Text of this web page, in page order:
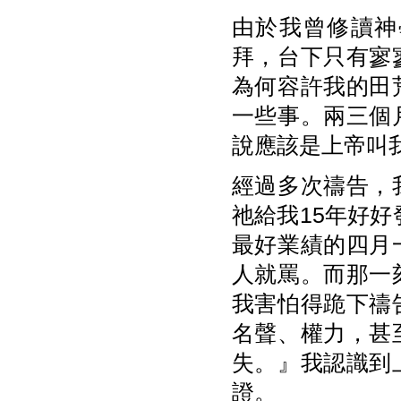
由於我曾修讀
拜，台下只有寥
為何容許我的田
一些事。兩三個
說應該是上帝叫
經過多次禱告，
祂給我15年好好
最好業績的四月
人就罵。而那
我害怕得跪下禱
名聲、權力，甚
失。』我認識到
證。